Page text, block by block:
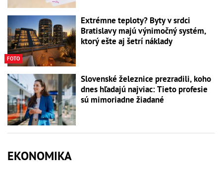
FOTO
Extrémne teploty? Byty v srdci
Bratislavy majú výnimočný systém,
ktorý ešte aj šetrí náklady
Slovenské železnice prezradili, koho
dnes hľadajú najviac: Tieto profesie
sú mimoriadne žiadané
EKONOMIKA